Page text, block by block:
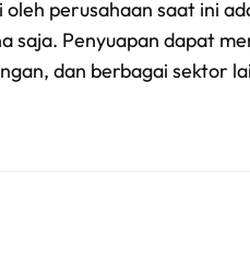
perusahaan saat ini
saja. Penyuapan dapat
dan berbagai sektor